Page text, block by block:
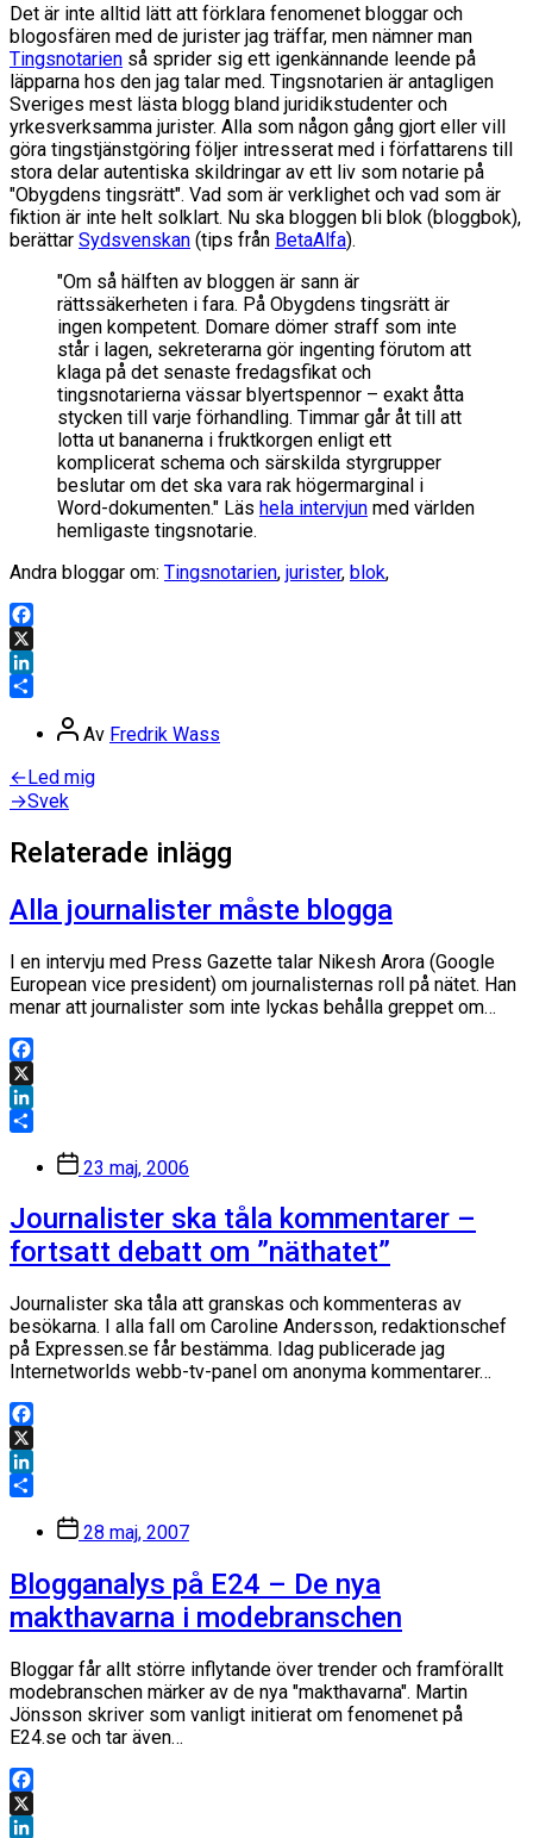
Det är inte alltid lätt att förklara fenomenet bloggar och
blogosfären med de jurister jag träffar, men nämner man
Tingsnotarien så sprider sig ett igenkännande leende på
läpparna hos den jag talar med. Tingsnotarien är antagligen
Sveriges mest lästa blogg bland juridikstudenter och
yrkesverksamma jurister. Alla som någon gång gjort eller vill
göra tingstjänstgöring följer intresserat med i författarens till
stora delar autentiska skildringar av ett liv som notarie på
"Obygdens tingsrätt". Vad som är verklighet och vad som är
fiktion är inte helt solklart. Nu ska bloggen bli blok (bloggbok),
berättar Sydsvenskan (tips från BetaAlfa).
"Om så hälften av bloggen är sann är
rättssäkerheten i fara. På Obygdens tingsrätt är
ingen kompetent. Domare dömer straff som inte
står i lagen, sekreterarna gör ingenting förutom att
klaga på det senaste fredagsfikat och
tingsnotarierna vässar blyertspennor – exakt åtta
stycken till varje förhandling. Timmar går åt till att
lotta ut bananerna i fruktkorgen enligt ett
komplicerat schema och särskilda styrgrupper
beslutar om det ska vara rak högermarginal i
Word-dokumenten." Läs hela intervjun med världen
hemligaste tingsnotarie.
Andra bloggar om: Tingsnotarien, jurister, blok,
Facebook
X
LinkedIn
Inläggsförfattare
Av Fredrik Wass
Inläggsnavigering
←Föregående
inlägg:
Led mig
→Nästa
Svek
Relaterade inlägg
Alla journalister måste blogga
I en intervju med Press Gazette talar Nikesh Arora (Google
European vice president) om journalisternas roll på nätet. Han
menar att journalister som inte lyckas behålla greppet om…
Facebook
X
LinkedIn
Inläggsdatum
23 maj, 2006
Journalister ska tåla kommentarer –
fortsatt debatt om ”näthatet”
Journalister ska tåla att granskas och kommenteras av
besökarna. I alla fall om Caroline Andersson, redaktionschef
på Expressen.se får bestämma. Idag publicerade jag
Internetworlds webb-tv-panel om anonyma kommentarer…
Facebook
X
LinkedIn
Inläggsdatum
28 maj, 2007
Blogganalys på E24 – De nya
makthavarna i modebranschen
Bloggar får allt större inflytande över trender och framförallt
modebranschen märker av de nya "makthavarna". Martin
Jönsson skriver som vanligt initierat om fenomenet på
E24.se och tar även…
Facebook
X